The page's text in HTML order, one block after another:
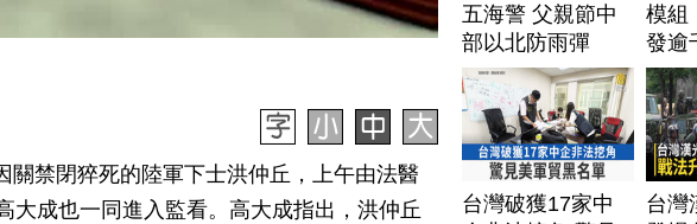
關禁閉猝死的陸軍下士洪仲丘，上午由法醫
大成也一同進入監看。高大成指出，洪仲丘
五海警 父親節中
部以北防雨彈
模組
發逾
AI資
洗牌
單！
｜#
台灣破獲17家中
台灣